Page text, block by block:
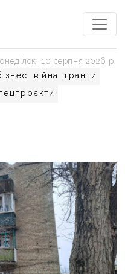
війна
гранти
10 серпня 2026 р.